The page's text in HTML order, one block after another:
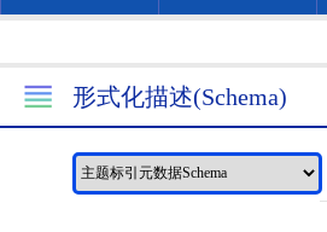
形式化描述(Schema)